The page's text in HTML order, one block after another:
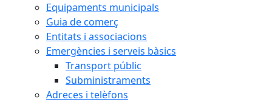
Equipaments municipals
Guia de comerç
Entitats i associacions
Emergències i serveis bàsics
Transport públic
Subministraments
Adreces i telèfons